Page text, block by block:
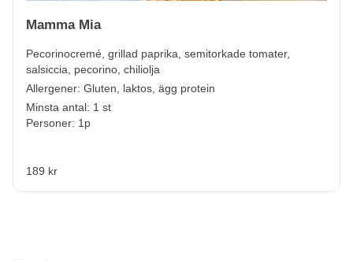
Mamma Mia
Pecorinocremé, grillad paprika, semitorkade tomater,
salsiccia, pecorino, chiliolja
Allergener: Gluten, laktos, ägg protein
Minsta antal: 1 st
Personer: 1p
189 kr